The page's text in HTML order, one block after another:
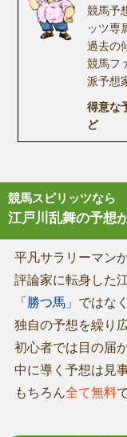
競馬予
ッツ専
過去の
競馬フ
派予想
得意な
ど
競馬スピリッツなら
江戸川乱舞の予想
平凡サラリーマン
評論家に転身した
「勝つ馬」 ではなく
独自の予想を繰り広
初心者では目の届
中に導く予想は見
もちろん全て無料